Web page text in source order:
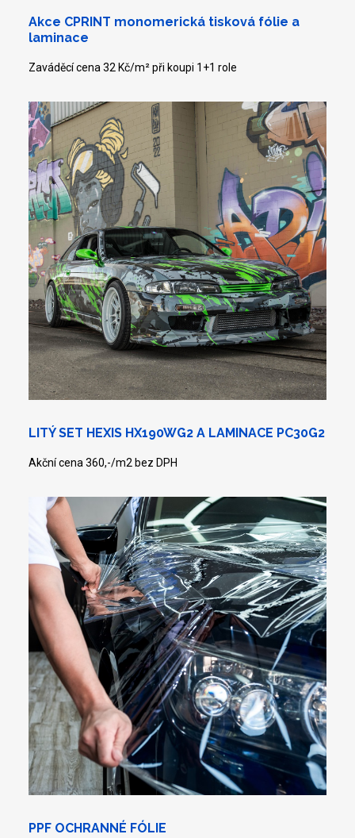
Akce CPRINT monomerická tisková fólie a
laminace
Zaváděcí cena 32 Kč/m² při koupi 1+1 role
LITÝ SET HEXIS HX190WG2 A LAMINACE PC30G2
Akční cena 360,-/m2 bez DPH
PPF OCHRANNÉ FÓLIE